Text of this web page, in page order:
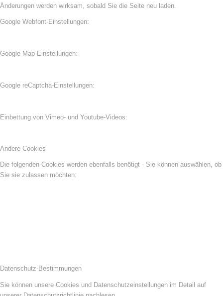
Änderungen werden wirksam, sobald Sie die Seite neu laden.
Google Webfont-Einstellungen:
Google Map-Einstellungen:
Google reCaptcha-Einstellungen:
Einbettung von Vimeo- und Youtube-Videos:
Andere Cookies
Die folgenden Cookies werden ebenfalls benötigt - Sie können auswählen, ob
Sie sie zulassen möchten:
Datenschutz-Bestimmungen
Sie können unsere Cookies und Datenschutzeinstellungen im Detail auf